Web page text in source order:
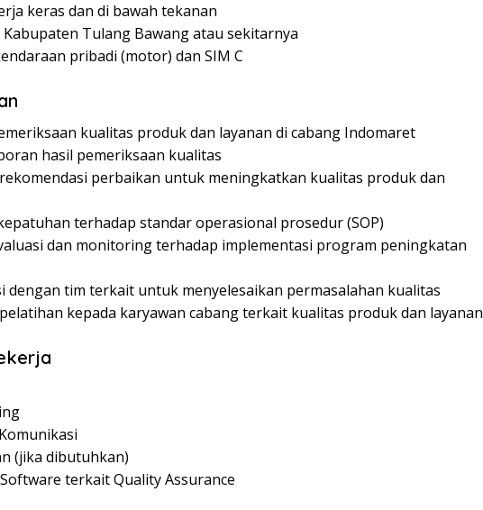
keras dan di bawah tekanan
Tulang Bawang atau sekitarnya
pribadi (motor) dan SIM C
kualitas produk dan layanan di cabang Indomaret
hasil pemeriksaan kualitas
perbaikan untuk meningkatkan kualitas produk dan
terhadap standar operasional prosedur (SOP)
dan monitoring terhadap implementasi program peningkatan
dengan tim terkait untuk menyelesaikan permasalahan kualitas
kepada karyawan cabang terkait kualitas produk dan layanan
(jika dibutuhkan)
terkait Quality Assurance